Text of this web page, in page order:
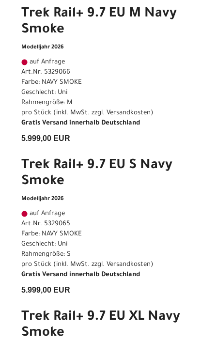
Trek Rail+ 9.7 EU M Navy
Smoke
Modelljahr 2026
auf Anfrage
Art.Nr. 5329066
Farbe: NAVY SMOKE
Geschlecht: Uni
Rahmengröße: M
pro Stück (inkl. MwSt. zzgl. Versandkosten)
Gratis Versand innerhalb Deutschland
5.999,00 EUR
Trek Rail+ 9.7 EU S Navy
Smoke
Modelljahr 2026
auf Anfrage
Art.Nr. 5329065
Farbe: NAVY SMOKE
Geschlecht: Uni
Rahmengröße: S
pro Stück (inkl. MwSt. zzgl. Versandkosten)
Gratis Versand innerhalb Deutschland
5.999,00 EUR
Trek Rail+ 9.7 EU XL Navy
Smoke